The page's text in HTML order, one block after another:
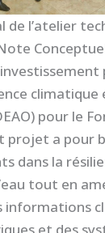
de l’atelier
climatique
pour le
projet a pour
dans la
tout en
informations